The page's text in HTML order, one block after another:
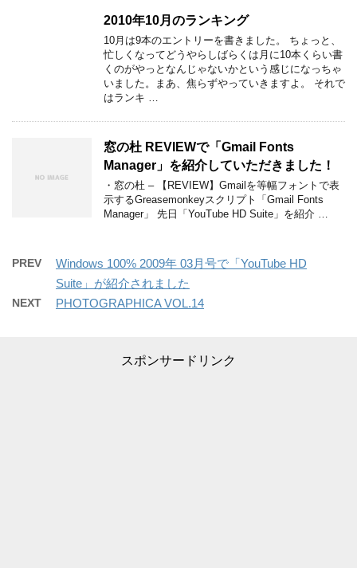
2010年10月のランキング
10月は9本のエントリーを書きました。 ちょっと、
忙しくなってどうやらしばらくは月に10本くらい書
くのがやっとなんじゃないかという感じになっちゃ
いました。まあ、焦らずやっていきますよ。 それで
はランキ …
窓の杜 REVIEWで「Gmail Fonts
Manager」を紹介していただきました！
・窓の杜 – 【REVIEW】Gmailを等幅フォントで表
示するGreasemonkeyスクリプト「Gmail Fonts
Manager」 先日「YouTube HD Suite」を紹介 …
PREV
Windows 100% 2009年 03月号で「YouTube HD
Suite」が紹介されました
NEXT PHOTOGRAPHICA VOL.14
スポンサードリンク